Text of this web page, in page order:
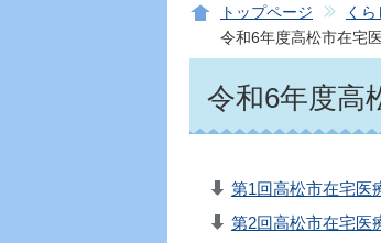
トップページ く
令和6年度高松市在宅
令和6年度高
第1回高松市在宅医
第2回高松市在宅医